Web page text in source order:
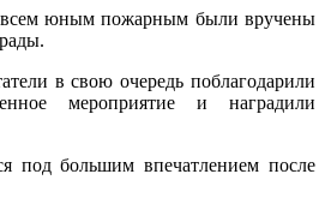
всем юным пожарным были вручены
в свою очередь поблагодарили
мероприятие и наградили
под большим впечатлением после